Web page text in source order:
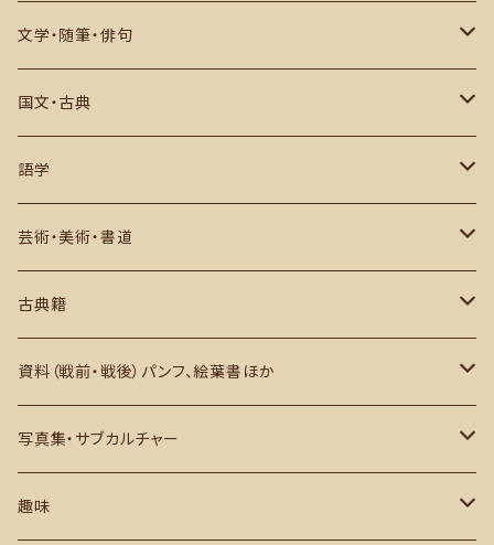
中世・江戸期
戦史・戦記・近代史
現代史
アジア
ヨーロッパ・アフリカその他
数学・物理・宇宙・科学
生物・自然・動物など
その他
文学・随筆・俳句
近代文学・評論
推理小説・評論
俳句・川柳・歌集など
西洋文学
アジアほか
国文・古典
作品
研究・評論ほか
語学
日本語学
英語学
その他
芸術・美術・書道
芸術史・評論・解説
美術・図録・画集・作品集
書道・中文書
芸術写真集・作品集
古典籍
和本・写本ほか
古地図・1枚もの ほか
資料（戦前・戦後）パンフ、絵葉書ほか
日本国内
国外・外地
写真集・サブカルチャー
グラビア・アイドル
趣味